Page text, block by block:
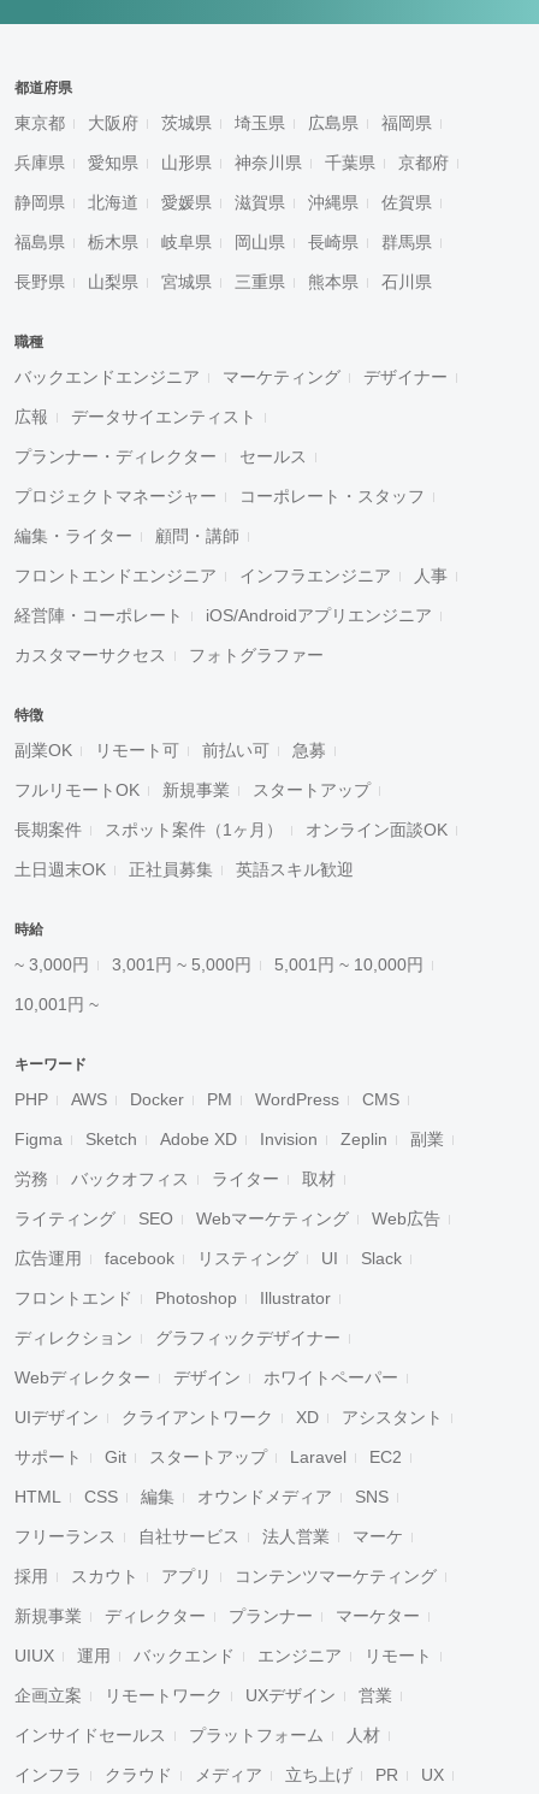
都道府県
東京都 大阪府 茨城県 埼玉県 広島県 福岡県
兵庫県 愛知県 山形県 神奈川県 千葉県 京都府
静岡県 北海道 愛媛県 滋賀県 沖縄県 佐賀県
福島県 栃木県 岐阜県 岡山県 長崎県 群馬県
長野県 山梨県 宮城県 三重県 熊本県 石川県
職種
バックエンドエンジニア マーケティング デザイナー
広報 データサイエンティスト
プランナー・ディレクター セールス
プロジェクトマネージャー コーポレート・スタッフ
編集・ライター 顧問・講師
フロントエンドエンジニア インフラエンジニア 人事
経営陣・コーポレート iOS/Androidアプリエンジニア
カスタマーサクセス フォトグラファー
特徴
副業OK リモート可 前払い可 急募
フルリモートOK 新規事業 スタートアップ
長期案件 スポット案件（1ヶ月） オンライン面談OK
土日週末OK 正社員募集 英語スキル歓迎
時給
~ 3,000円 3,001円 ~ 5,000円 5,001円 ~ 10,000円
10,001円 ~
キーワード
PHP AWS Docker PM WordPress CMS
Figma Sketch Adobe XD Invision Zeplin 副業
労務 バックオフィス ライター 取材
ライティング SEO Webマーケティング Web広告
広告運用 facebook リスティング UI Slack
フロントエンド Photoshop Illustrator
ディレクション グラフィックデザイナー
Webディレクター デザイン ホワイトペーパー
UIデザイン クライアントワーク XD アシスタント
サポート Git スタートアップ Laravel EC2
HTML CSS 編集 オウンドメディア SNS
フリーランス 自社サービス 法人営業 マーケ
採用 スカウト アプリ コンテンツマーケティング
新規事業 ディレクター プランナー マーケター
UIUX 運用 バックエンド エンジニア リモート
企画立案 リモートワーク UXデザイン 営業
インサイドセールス プラットフォーム 人材
インフラ クラウド メディア 立ち上げ PR UX